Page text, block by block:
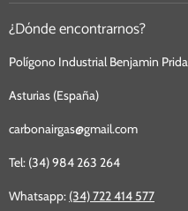
¿Dónde encontrarnos?
Polígono Industrial Benjamin
Asturias (España)
carbonairgas@gmail.com
Tel: (34) 984 263 264
Whatsapp: (34) 722 414 577